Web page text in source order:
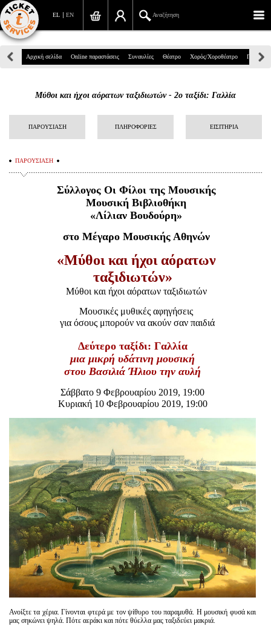
EN
EL Αναζήτηση
Πανεπιστημίου 39, Αθήνα
info@ticketservices.gr
Αναζήτηση
Παραγγελία
Αναζήτηση παραγγελίας
Είσοδος διαχειριστή
Αρχική σελίδα Online παραστάσεις Συναυλίες Θέατρο Χορός/Χοροθέατρο Παιδικά
Μύθοι και ήχοι αόρατων ταξιδιωτών - 2ο ταξίδι: Γαλλία
ΠΑΡΟΥΣΙΑΣΗ ΠΛΗΡΟΦΟΡΙΕΣ ΕΙΣΙΤΗΡΙΑ
ΠΑΡΟΥΣΙΑΣΗ
Σύλλογος Οι Φίλοι της Μουσικής
Μουσική Βιβλιοθήκη
«Λίλιαν Βουδούρη»
στο Μέγαρο Μουσικής Αθηνών
«Μύθοι και ήχοι αόρατων
ταξιδιωτών»
Μύθοι και ήχοι αόρατων ταξιδιωτών
Μουσικές μυθικές αφηγήσεις
για όσους μπορούν να ακούν σαν παιδιά
Δεύτερο ταξίδι: Γαλλία
μια μικρή υδάτινη μουσική
στου Βασιλιά Ήλιου την αυλή
Σάββατο 9 Φεβρουαρίου 2019, 19:00
Κυριακή 10 Φεβρουαρίου 2019, 19:00
Ανοίξτε τα χέρια. Γίνονται φτερά με τον ψίθυρο του παραμυθά. Η μουσική φυσά και
μας σηκώνει ψηλά. Πότε αεράκι και πότε θύελλα μας ταξιδεύει μακριά.